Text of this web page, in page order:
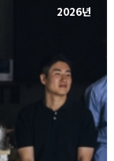
2026년